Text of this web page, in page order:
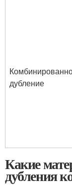
дубление
Какие
дубления